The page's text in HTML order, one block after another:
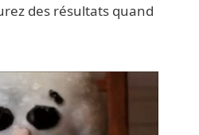
des résultats quand